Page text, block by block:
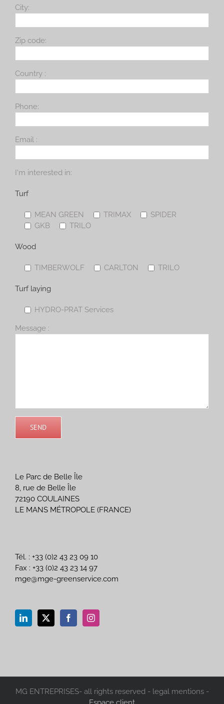
City:
Zip code:
Country :
Phone:
Email :
I'm interested in:
Turf
MEAN GREEN TRIMAX
SPIDER
GKB
TRILO
Wood
TIMBERWOLF CARLTON TRILO
Turf laying
HYDRO-PRAT Services
Message :
Le Parc de Belle Île
8, rue de Belle Île
72190 COULAINES
LE MANS MÉTROPOLE (FRANCE)
Tél. : +33 (0)2 43 23 09 10
Fax : +33 (0)2 43 23 14 97
mge@mge-greenservice.com
MG ENTREPRISES- all rights reserved - legal mentions -